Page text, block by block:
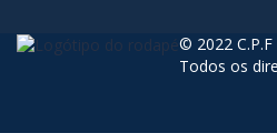
© 2022
Todos os